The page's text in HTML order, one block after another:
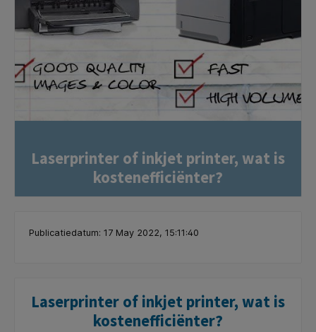
Laserprinter of inkjet printer, wat is
kostenefficiënter?
Publicatiedatum: 17 May 2022, 15:11:40
Laserprinter of inkjet printer, wat is
kostenefficiënter?